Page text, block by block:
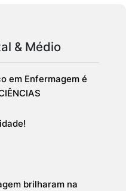
& Médio
em Enfermagem é
brilharam na